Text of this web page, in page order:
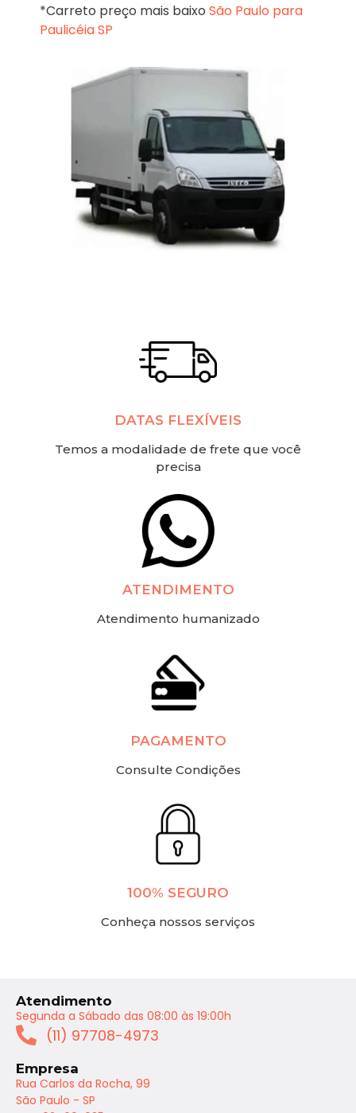
*Carreto preço mais baixo São Paulo para
Paulicéia SP
DATAS FLEXÍVEIS
Temos a modalidade de frete que você
precisa
ATENDIMENTO
Atendimento humanizado
PAGAMENTO
Consulte Condições
100% SEGURO
Conheça nossos serviços
Atendimento
Segunda a Sábado das 08:00 às 19:00h
(11) 97708-4973
Empresa
Rua Carlos da Rocha, 99
São Paulo - SP